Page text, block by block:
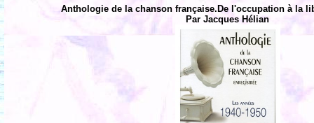
Anthologie de la chanson française.De l'occupation à la
Par Jacques Hélian